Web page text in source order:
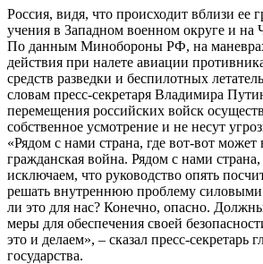
Россия, видя, что происходит вблизи ее
учения в Западном военном округе и на
По данным Минобороны РФ, на
действия при налете авиации
средств разведки и беспилотных
словам пресс-секретаря Владимира
перемещения российских войск
собственное усмотрение и не несут
«Рядом с нами страна, где вот-вот может
гражданская война. Рядом с нами
исключаем, что руководство опять
решать внутреннюю проблему
ли это для нас? Конечно, опасно.
меры для обеспечения своей
это и делаем», – сказал пресс-секретарь
государства.